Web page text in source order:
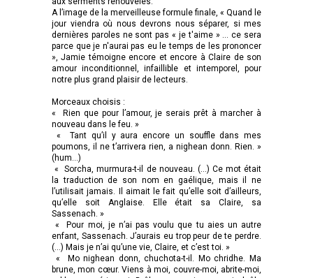
A l’image de la merveilleuse formule finale, « Quand le
jour viendra où nous devrons nous séparer, si mes
dernières paroles ne sont pas « je t'aime » ... ce sera
parce que je n'aurai pas eu le temps de les prononcer
», Jamie témoigne encore et encore à Claire de son
amour inconditionnel, infaillible et intemporel, pour
notre plus grand plaisir de lecteurs.
Morceaux choisis :
« Rien que pour l’amour, je serais prêt à marcher à
nouveau dans le feu. »
« Tant qu’il y aura encore un souffle dans mes
poumons, il ne t’arrivera rien, a nighean donn. Rien. »
(hum…)
« Sorcha, murmura-t-il de nouveau. (…) Ce mot était
la traduction de son nom en gaélique, mais il ne
l’utilisait jamais. Il aimait le fait qu’elle soit d’ailleurs,
qu’elle soit Anglaise. Elle était sa Claire, sa
Sassenach. »
« Pour moi, je n’ai pas voulu que tu aies un autre
enfant, Sassenach. J’aurais eu trop peur de te perdre.
(…) Mais je n’ai qu’une vie, Claire, et c’est toi. »
« Mo nighean donn, chuchota-t-il. Mo chridhe. Ma
brune, mon cœur. Viens à moi, couvre-moi, abrite-moi,